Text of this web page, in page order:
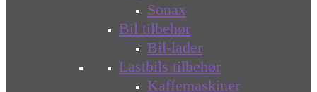
Sonax
Bil tilbehør
Bil-lader
Lastbils tilbehør
Kaffemaskiner